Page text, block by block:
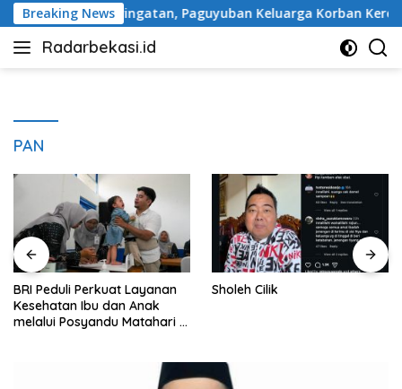
Langsung
ke
konten
Breaking News
Tugu Peringatan, Paguyuban Keluarga Korban Kereta
Radarbekasi.id
Berita
PAN
BRI Peduli Perkuat Layanan
Kesehatan Ibu dan Anak
melalui Posyandu Matahari di
Sholeh Cilik